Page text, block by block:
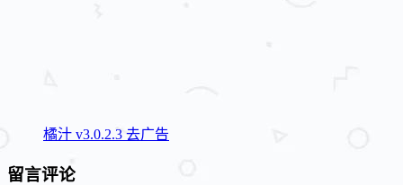
橘汁 v3.0.2.3 去广告
留言评论